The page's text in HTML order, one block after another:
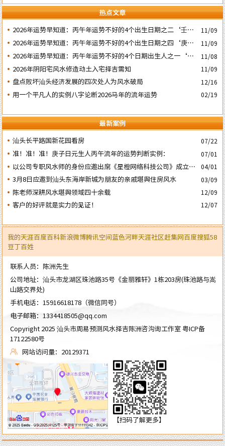
热点文章
2026年运势早知道：丙午年运势不好的4个出生日期之二‘壬子’
日
11/09
2026年运势早知道：丙午年运势不好的4个出生日期之四‘庚子’
日
11/09
2026年运势早知道：丙午年运势不好的4个日期出生人之一‘戊
子’ 日
11/08
2026年阴阳宅风水修造动土入宅择吉需知 11/09
盘点败坏汕头经济发展的四次处人为风水破局 12/16
用一个平凡人的实例八字论断2026马年的流年运势 02/19
最新案例
汕头长平路国新花园看房
07/22
准！准！准！庚子日元生人丙午流年的运势判断实例： 07/01
以公司专职风水师的身份应邀出席《星橙网络科技公司》成立5
周年庆典
04/01
3月8日应邀到汕头东海岸新城为朋友的亲戚堪舆住房风水 03/09
陈老师深耕风水堪舆领域四十余载 12/09
客户的好评就是实力的见证！ 12/07
我的天涯百度百科新浪微博腾讯空间蓝色河畔天涯社区赶集网百度搜狐58
豆丁百姓
联系人员：陈洲先生
公司地址：汕头市龙湖区珠池路35号《金丽雅轩》1栋203房(珠池路与嵩
山路交界处)
手机电话： 15916618178 （微信同号）
电子邮箱： 1334418505@qq.com
Copyright 2025 汕头市周易预测风水择吉陈洲咨沟询工作室粤ICP备
17122580号
网站访问量：20129371
【扫码了解更多】